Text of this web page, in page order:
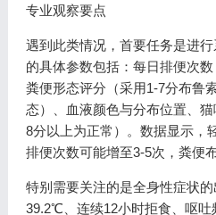
专业观察要点
遇到此类情况，首要任务是进
的具体参数包括：每日排便次数
粪便形态评分（采用1-7分布鲁
态）、血液颜色与分布位置、
8分以上为正常）。数据显示，
排便次数可能增至3-5次，粪便
特别需要关注的是全身性症状
39.2℃、连续12小时拒食、呕吐